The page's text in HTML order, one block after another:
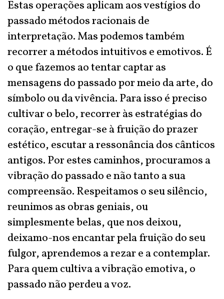
Estas operações aplicam aos vestígios do
passado métodos racionais de
interpretação. Mas podemos também
recorrer a métodos intuitivos e emotivos. É
o que fazemos ao tentar captar as
mensagens do passado por meio da arte, do
símbolo ou da vivência. Para isso é preciso
cultivar o belo, recorrer às estratégias do
coração, entregar-se à fruição do prazer
estético, escutar a ressonância dos cânticos
antigos. Por estes caminhos, procuramos a
vibração do passado e não tanto a sua
compreensão. Respeitamos o seu silêncio,
reunimos as obras geniais, ou
simplesmente belas, que nos deixou,
deixamo-nos encantar pela fruição do seu
fulgor, aprendemos a rezar e a contemplar.
Para quem cultiva a vibração emotiva, o
passado não perdeu a voz.